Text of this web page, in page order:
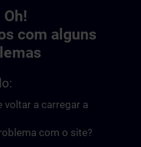
Oh!
com alguns
voltar a carregar a
com o site?